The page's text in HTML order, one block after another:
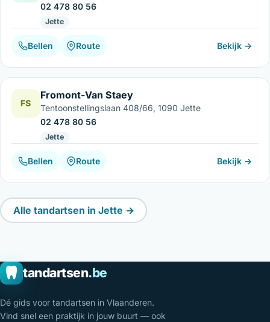
02 478 80 56
Jette
Bellen Route Bekijk →
FS
Fromont-Van Staey
Tentoonstellingslaan 408/66, 1090 Jette
02 478 80 56
Jette
Bellen Route Bekijk →
Alle tandartsen in Jette →
tandartsen.be
Dé gids voor tandartsen in Vlaanderen.
Vind snel een praktijk in jouw buurt — ook